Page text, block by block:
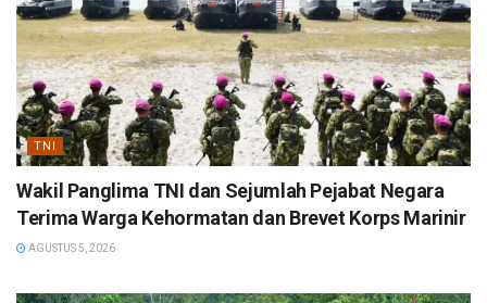
TNI
Wakil Panglima TNI dan Sejumlah Pejabat Negara
Terima Warga Kehormatan dan Brevet Korps Marinir
AGUSTUS 5, 2026